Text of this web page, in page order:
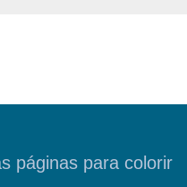
páginas para colorir